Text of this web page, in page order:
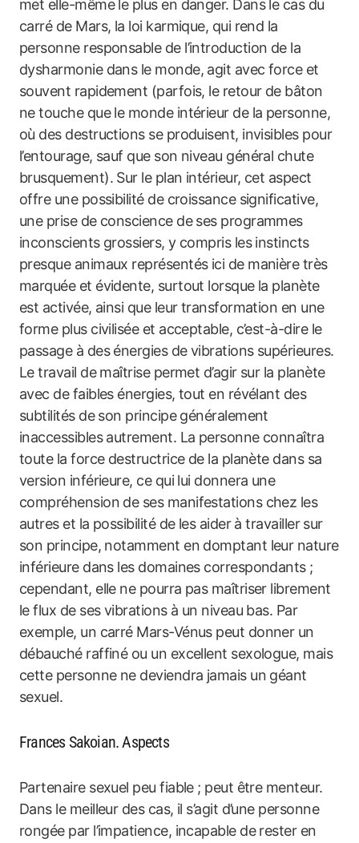
met elle-même le plus en danger. Dans le cas du
carré de Mars, la loi karmique, qui rend la
personne responsable de l’introduction de la
dysharmonie dans le monde, agit avec force et
souvent rapidement (parfois, le retour de bâton
ne touche que le monde intérieur de la personne,
où des destructions se produisent, invisibles pour
l’entourage, sauf que son niveau général chute
brusquement). Sur le plan intérieur, cet aspect
offre une possibilité de croissance significative,
une prise de conscience de ses programmes
inconscients grossiers, y compris les instincts
presque animaux représentés ici de manière très
marquée et évidente, surtout lorsque la planète
est activée, ainsi que leur transformation en une
forme plus civilisée et acceptable, c’est-à-dire le
passage à des énergies de vibrations supérieures.
Le travail de maîtrise permet d’agir sur la planète
avec de faibles énergies, tout en révélant des
subtilités de son principe généralement
inaccessibles autrement. La personne connaîtra
toute la force destructrice de la planète dans sa
version inférieure, ce qui lui donnera une
compréhension de ses manifestations chez les
autres et la possibilité de les aider à travailler sur
son principe, notamment en domptant leur nature
inférieure dans les domaines correspondants ;
cependant, elle ne pourra pas maîtriser librement
le flux de ses vibrations à un niveau bas. Par
exemple, un carré Mars-Vénus peut donner un
débauché raffiné ou un excellent sexologue, mais
cette personne ne deviendra jamais un géant
sexuel.
Frances Sakoian. Aspects
Partenaire sexuel peu fiable ; peut être menteur.
Dans le meilleur des cas, il s’agit d’une personne
rongée par l’impatience, incapable de rester en